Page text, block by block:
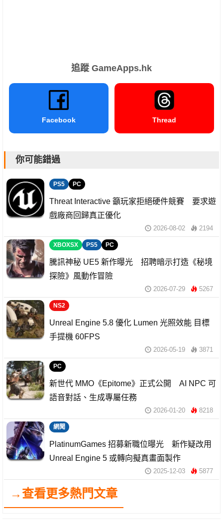
追蹤 GameApps.hk
Facebook Thread
你可能錯過
PS5 PC
Threat Interactive 籲玩家拒絕硬件競賽 要求遊
戲廠商回歸真正優化
2026-08-02 2194
XBOXSX PS5 PC
騰訊神秘 UE5 新作曝光 招聘暗示打造《秘境
探險》風動作冒險
2026-07-29 5267
NS2
Unreal Engine 5.8 優化 Lumen 光照效能 目標
手提機 60FPS
2026-05-19 3871
PC
新世代 MMO《Epitome》正式公開 AI NPC 可
語音對話、生成專屬任務
2026-01-20 8218
網聞
PlatinumGames 招募新職位曝光 新作疑改用
Unreal Engine 5 或轉向擬真畫面製作
2025-12-03 5877
→查看更多熱門文章